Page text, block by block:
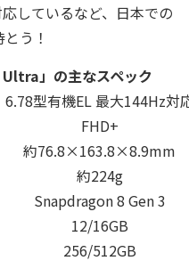
しているなど、日本での
う！
」の主なスペック
6.78型有機EL 最大144Hz対
FHD+
約76.8×163.8×8.9mm
約224g
Snapdragon 8 Gen 3
12/16GB
256/512GB